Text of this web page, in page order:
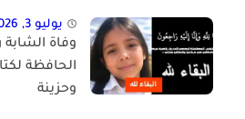
يوليو 3, 2026
الحافظة
وحزينة